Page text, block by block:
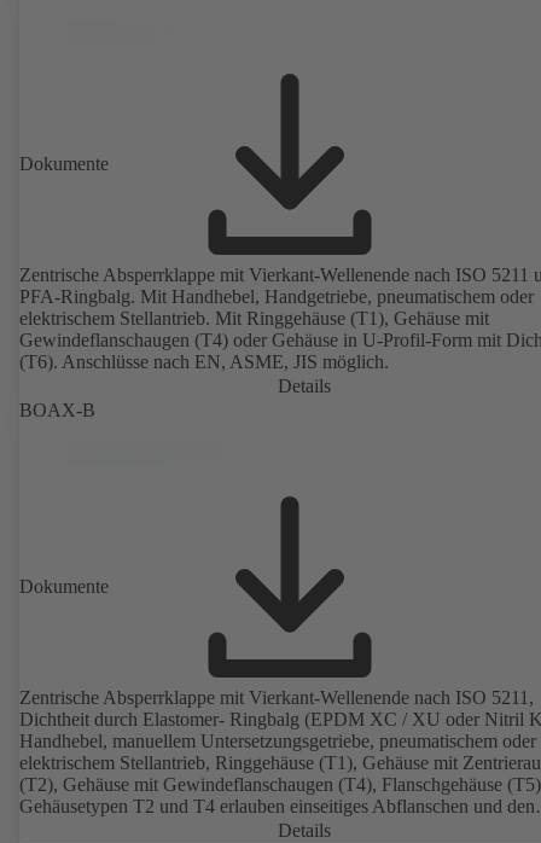
Dokumente
Zentrische Absperrklappe mit Vierkant-Wellenende nach ISO 5211
PFA-Ringbalg. Mit Handhebel, Handgetriebe, pneumatischem oder
elektrischem Stellantrieb. Mit Ringgehäuse (T1), Gehäuse mit
Gewindeflanschaugen (T4) oder Gehäuse in U-Profil-Form mit
(T6). Anschlüsse nach EN, ASME, JIS möglich.
Details
BOAX-B
Dokumente
Zentrische Absperrklappe mit Vierkant-Wellenende nach ISO 5211,
Dichtheit durch Elastomer- Ringbalg (EPDM XC / XU oder Nitril
Handhebel, manuellem Untersetzungsgetriebe, pneumatischem oder
elektrischem Stellantrieb, Ringgehäuse (T1), Gehäuse mit
(T2), Gehäuse mit Gewindeflanschaugen (T4), Flanschgehäuse
Gehäusetypen T2 und T4 erlauben einseitiges Abflanschen und den
Einbau als Endarmatur. Klappenscheibe aus Gusseisen mit
Details